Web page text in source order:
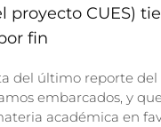
proyecto CUES)
fin
del último reporte
embarcados, y
académica en